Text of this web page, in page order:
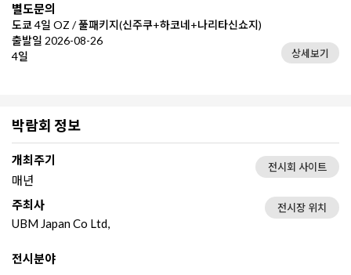
별도문의
도쿄 4일 OZ / 풀패키지(신주쿠+하코네+나리타신쇼지)
출발일 2026-08-26
4일
상세보기
박람회 정보
개최주기
매년
전시회 사이트
주최사
UBM Japan Co Ltd,
전시장 위치
전시분야